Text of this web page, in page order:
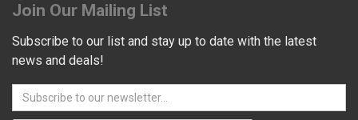
Join Our Mailing List
Subscribe to our list and stay up to date with the latest
news and deals!